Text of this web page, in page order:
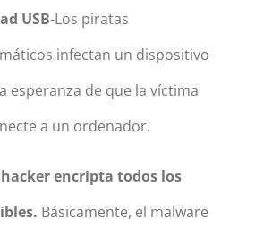
USB-Los piratas
infectan un dispositivo
esperanza de que la víctima
a un ordenador.
hacker encripta todos los
Básicamente, el malware